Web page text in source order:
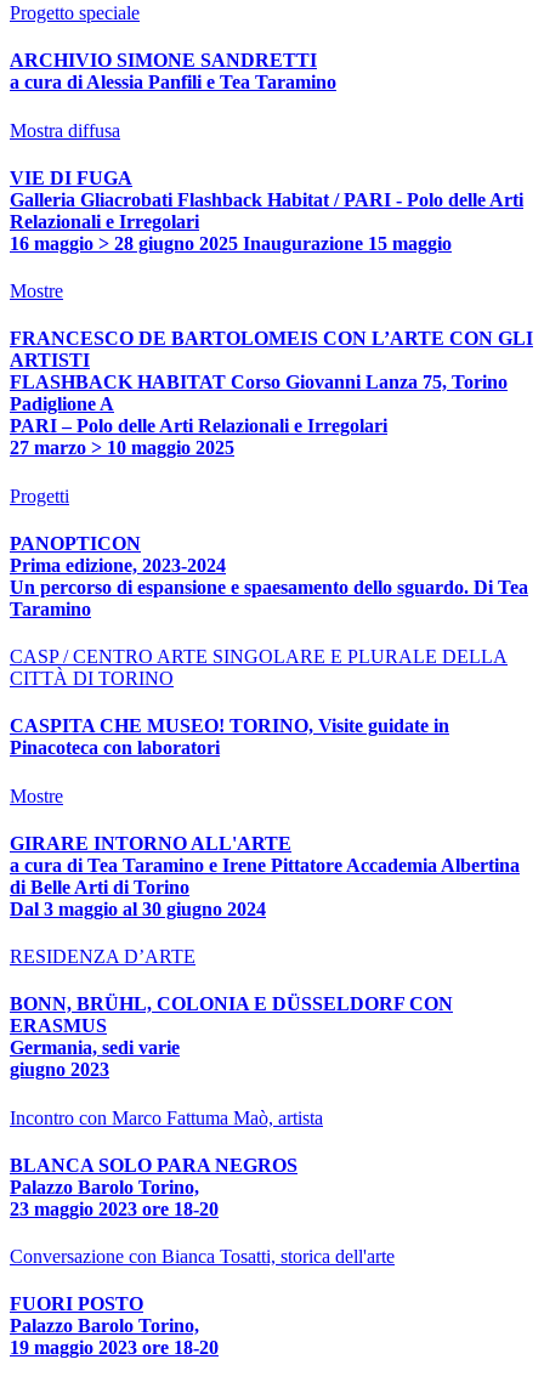
Progetto speciale
ARCHIVIO SIMONE SANDRETTI
a cura di Alessia Panfili e Tea Taramino
Mostra diffusa
VIE DI FUGA
Galleria Gliacrobati Flashback Habitat / PARI - Polo delle Arti
Relazionali e Irregolari
16 maggio > 28 giugno 2025 Inaugurazione 15 maggio
Mostre
FRANCESCO DE BARTOLOMEIS CON L’ARTE CON GLI
ARTISTI
FLASHBACK HABITAT Corso Giovanni Lanza 75, Torino
Padiglione A
PARI – Polo delle Arti Relazionali e Irregolari
27 marzo > 10 maggio 2025
Progetti
PANOPTICON
Prima edizione, 2023-2024
Un percorso di espansione e spaesamento dello sguardo. Di Tea
Taramino
CASP / CENTRO ARTE SINGOLARE E PLURALE DELLA
CITTÀ DI TORINO
CASPITA CHE MUSEO! TORINO, Visite guidate in
Pinacoteca con laboratori
Mostre
GIRARE INTORNO ALL'ARTE
a cura di Tea Taramino e Irene Pittatore Accademia Albertina
di Belle Arti di Torino
Dal 3 maggio al 30 giugno 2024
RESIDENZA D’ARTE
BONN, BRÜHL, COLONIA E DÜSSELDORF CON
ERASMUS
Germania, sedi varie
giugno 2023
Incontro con Marco Fattuma Maò, artista
BLANCA SOLO PARA NEGROS
Palazzo Barolo Torino,
23 maggio 2023 ore 18-20
Conversazione con Bianca Tosatti, storica dell'arte
FUORI POSTO
Palazzo Barolo Torino,
19 maggio 2023 ore 18-20